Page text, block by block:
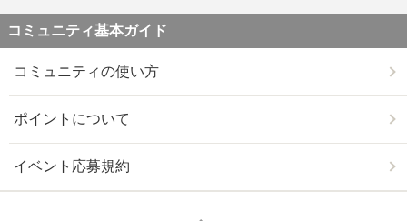
コミュニティ基本ガイド
コミュニティの使い方
ポイントについて
イベント応募規約